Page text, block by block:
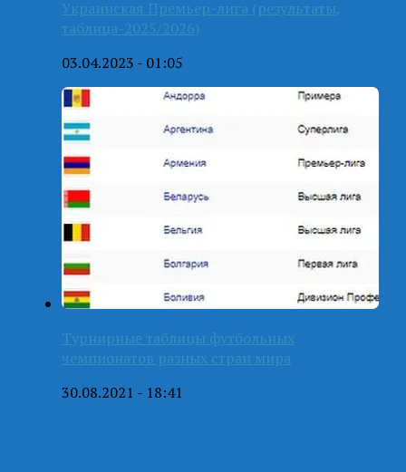
Украинская Премьер-лига (результаты,
таблица-2025/2026)
03.04.2023 - 01:05
Турнирные таблицы футбольных
чемпионатов разных стран мира
30.08.2021 - 18:41